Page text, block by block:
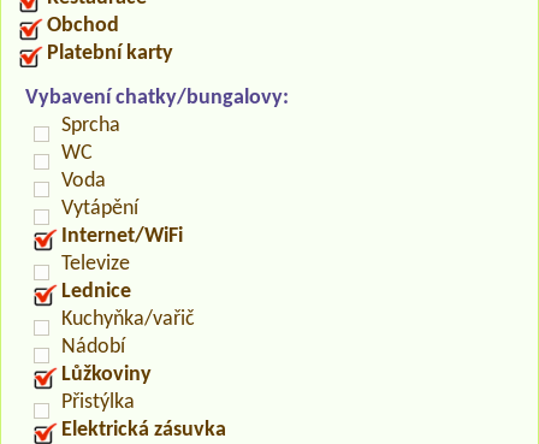
Obchod
Platební karty
Vybavení chatky/bungalovy:
Sprcha
WC
Voda
Vytápění
Internet/WiFi
Televize
Lednice
Kuchyňka/vařič
Nádobí
Lůžkoviny
Přistýlka
Elektrická zásuvka